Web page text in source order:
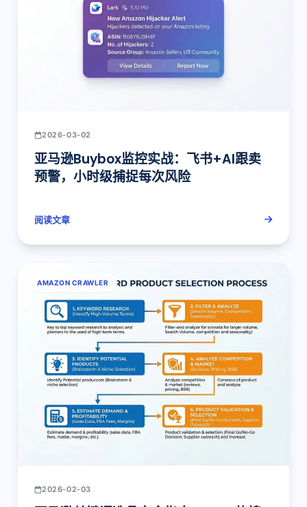
2026-03-02
亚马逊Buybox监控实战：飞书+AI跟卖
预警，小时级捕捉每次风险
阅读文章
AMAZON CRAWLER
2026-02-03